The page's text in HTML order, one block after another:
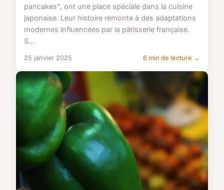
pancakes", ont une place spéciale dans la cuisine
japonaise. Leur histoire remonte à des adaptations
modernes influencées par la pâtisserie française.
S...
25 janvier 2025 6 min de lecture →